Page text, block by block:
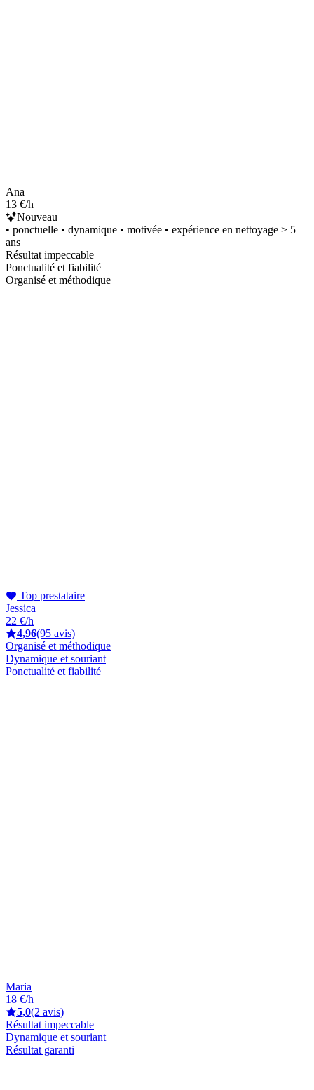
Ana
13 €/h
Nouveau
• ponctuelle • dynamique • motivée • expérience en nettoyage > 5
ans
Résultat impeccable
Ponctualité et fiabilité
Organisé et méthodique
Top prestataire
Jessica
22 €/h
4,96(95 avis)
Organisé et méthodique
Dynamique et souriant
Ponctualité et fiabilité
Maria
18 €/h
5,0(2 avis)
Résultat impeccable
Dynamique et souriant
Résultat garanti